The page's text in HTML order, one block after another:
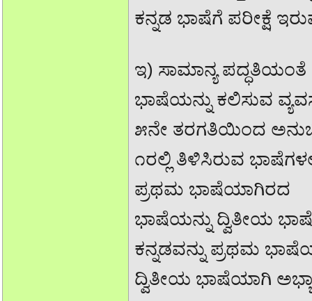
ಕನ್ನಡ ಭಾಷೆಗೆ ಪರೀಕ್ಷೆ
ಇ) ಸಾಮಾನ್ಯ
ಭಾಷೆಯನ್ನು ಕಲಿಸುವ
೫ನೇ ತರಗತಿಯಿಂದ
೧ರಲ್ಲಿ ತಿಳಿಸಿರುವ
ಪ್ರಥಮ ಭಾಷೆಯಾಗಿರದ
ಭಾಷೆಯನ್ನು ದ್ವಿತೀಯ
ಕನ್ನಡವನ್ನು ಪ್ರಥಮ
ದ್ವಿತೀಯ ಭಾಷೆಯಾಗಿ